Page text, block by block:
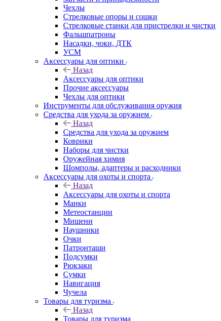
Чехлы
Стрелковые опоры и сошки
Стрелковые станки для пристрелки и чистки
Фальшпатроны
Насадки, чоки, ДТК
УСМ
Аксессуары для оптики
Назад
Аксессуары для оптики
Прочие аксессуары
Чехлы для оптики
Инструменты для обслуживания оружия
Средства для ухода за оружием
Назад
Средства для ухода за оружием
Коврики
Наборы для чистки
Оружейная химия
Шомполы, адаптеры и расходники
Аксессуары для охоты и спорта
Назад
Аксессуары для охоты и спорта
Манки
Метеостанции
Мишени
Наушники
Очки
Патронташи
Подсумки
Рюкзаки
Сумки
Навигация
Чучела
Товары для туризма
Назад
Товары для туризма